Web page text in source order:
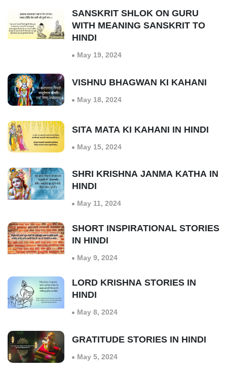
SANSKRIT SHLOK ON GURU
WITH MEANING SANSKRIT TO
HINDI
May 19, 2024
VISHNU BHAGWAN KI KAHANI
May 18, 2024
SITA MATA KI KAHANI IN HINDI
May 15, 2024
SHRI KRISHNA JANMA KATHA IN
HINDI
May 11, 2024
SHORT INSPIRATIONAL STORIES
IN HINDI
May 9, 2024
LORD KRISHNA STORIES IN
HINDI
May 8, 2024
GRATITUDE STORIES IN HINDI
May 5, 2024